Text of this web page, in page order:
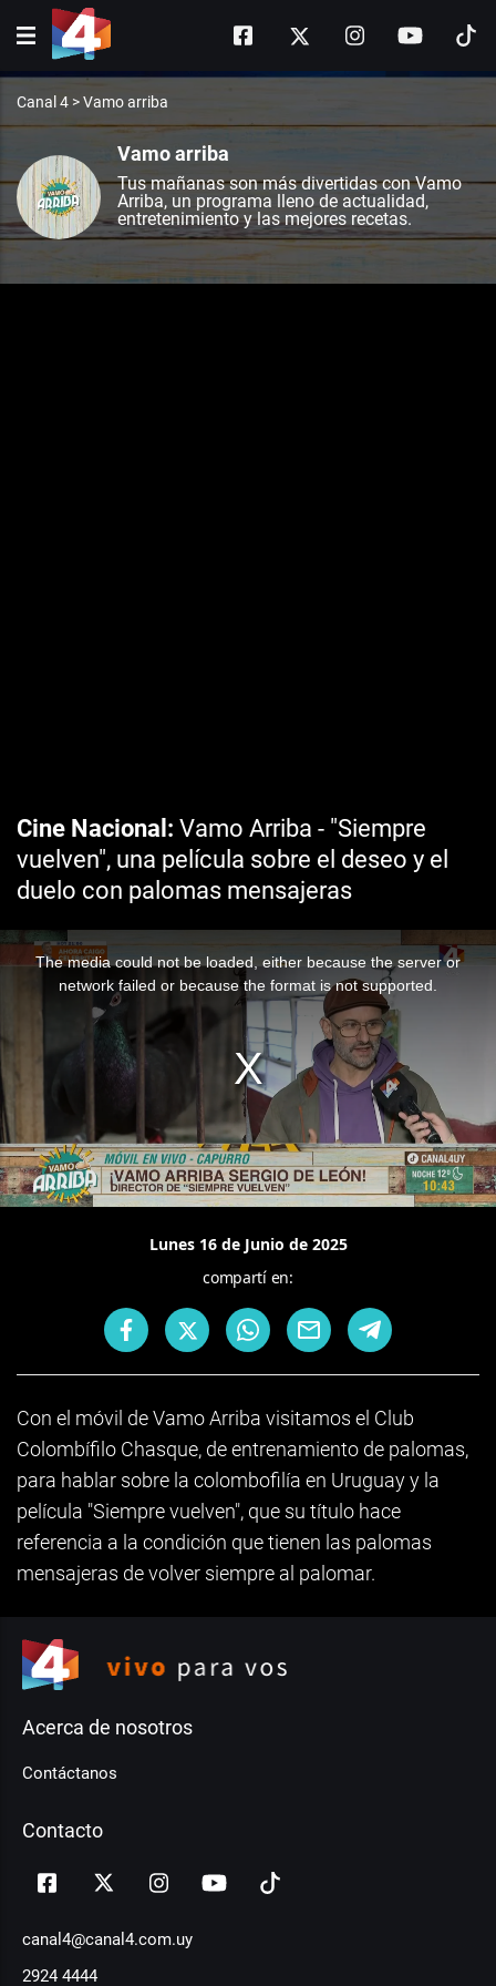
Canal 4 >Vamo arriba
Vamo arriba
Tus mañanas son más divertidas con Vamo
Arriba, un programa lleno de actualidad,
entretenimiento y las mejores recetas.
Cine Nacional
Vamo Arriba - "Siempre
vuelven", una película sobre el deseo y el
duelo con palomas mensajeras
The media could not be loaded, either because the server or
network failed or because the format is not supported.
Lunes 16 de Junio de 2025
compartí en:
Con el móvil de Vamo Arriba visitamos el Club
Colombífilo Chasque, de entrenamiento de palomas,
para hablar sobre la colombofilía en Uruguay y la
película "Siempre vuelven", que su título hace
referencia a la condición que tienen las palomas
mensajeras de volver siempre al palomar.
Acerca de nosotros
Contáctanos
Contacto
canal4@canal4.com.uy
2924 4444